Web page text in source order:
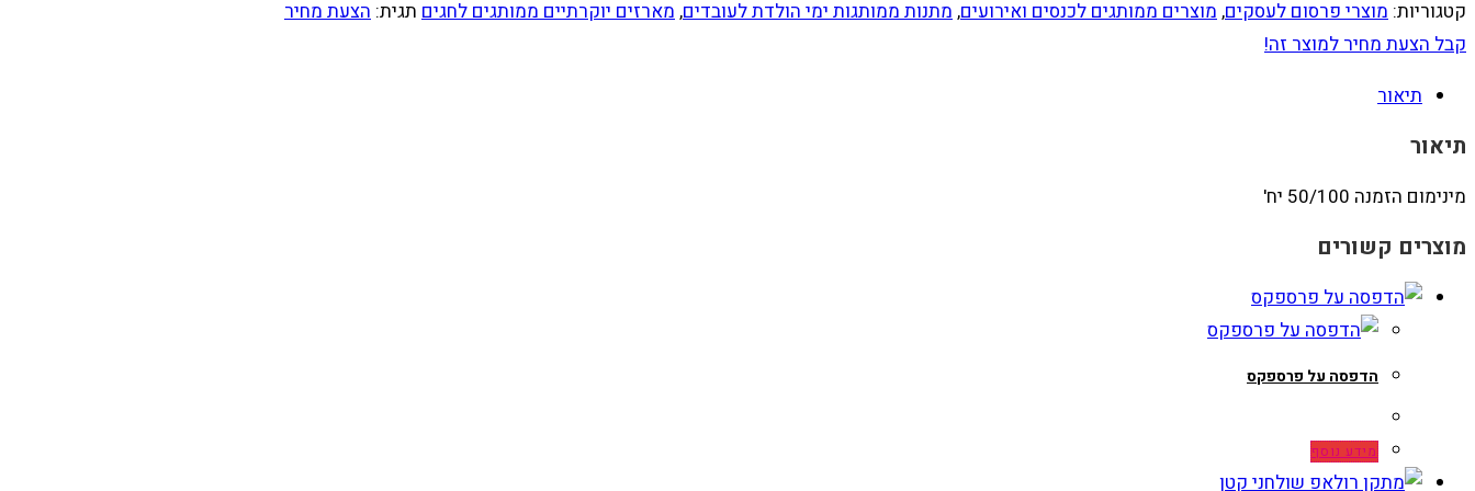
קטגוריות: מוצרי פרסום לעסקים, מוצרים ממותגים לכנסים ואירועים, מתנות ממותגות ימי הולדת לעובדים, מארזים יוקרתיים ממותגים לחגים תגית: הצעת מחיר
קבל הצעת מחיר למוצר זה!
תיאור
תיאור
מינימום הזמנה 50/100 יח'
מוצרים קשורים
הדפסה על פרספקס
מידע נוסף